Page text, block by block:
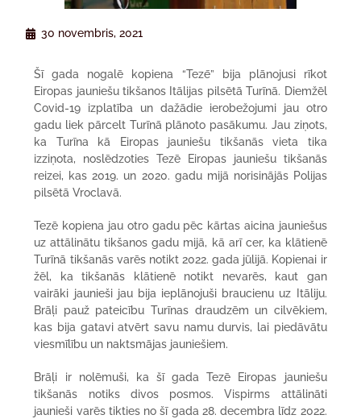
30 novembris, 2021
Šī gada nogalē kopiena “Tezē” bija plānojusi rīkot
Eiropas jauniešu tikšanos Itālijas pilsētā Turīnā. Diemžēl
Covid-19 izplatība un dažādie ierobežojumi jau otro
gadu liek pārcelt Turīnā plānoto pasākumu. Jau ziņots,
ka Turīna kā Eiropas jauniešu tikšanās vieta tika
izziņota, noslēdzoties Tezē Eiropas jauniešu tikšanās
reizei, kas 2019. un 2020. gadu mijā norisinājās Polijas
pilsētā Vroclavā.
Tezē kopiena jau otro gadu pēc kārtas aicina jauniešus
uz attālinātu tikšanos gadu mijā, kā arī cer, ka klātienē
Turīnā tikšanās varēs notikt 2022. gada jūlijā. Kopienai ir
žēl, ka tikšanās klātienē notikt nevarēs, kaut gan
vairāki jaunieši jau bija ieplānojuši braucienu uz Itāliju.
Brāļi pauž pateicību Turīnas draudzēm un cilvēkiem,
kas bija gatavi atvērt savu namu durvis, lai piedāvātu
viesmīlību un naktsmājas jauniešiem.
Brāļi ir nolēmuši, ka šī gada Tezē Eiropas jauniešu
tikšanās notiks divos posmos. Vispirms attālināti
jaunieši varēs tikties no šī gada 28. decembra līdz 2022.